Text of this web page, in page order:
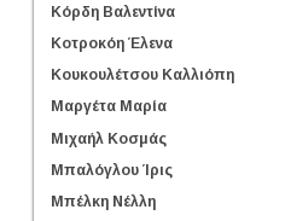
Κόρδη Βαλεντίνα
Κοτροκόη Έλενα
Κουκουλέτσου Καλλιόπη
Μαργέτα Μαρία
Μιχαήλ Κοσμάς
Μπαλόγλου Ίρις
Μπέλκη Νέλλη